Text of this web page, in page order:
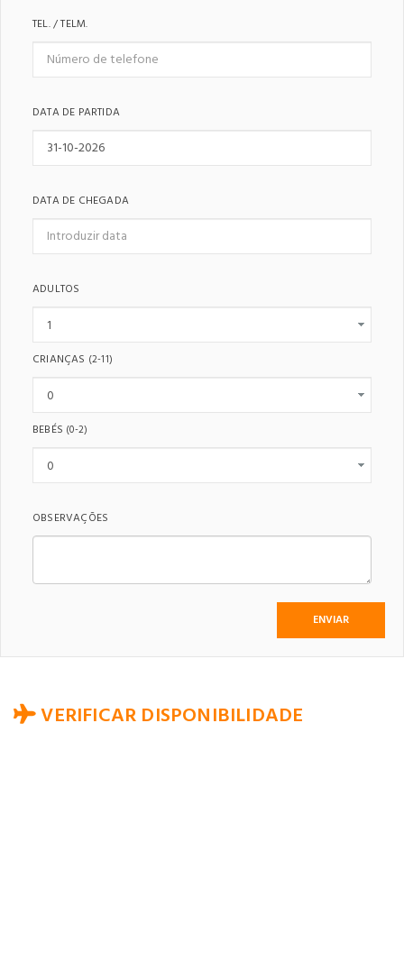
TEL. / TELM.
DATA DE PARTIDA
DATA DE CHEGADA
ADULTOS
CRIANÇAS (2-11)
BEBÉS (0-2)
OBSERVAÇÕES
VERIFICAR DISPONIBILIDADE